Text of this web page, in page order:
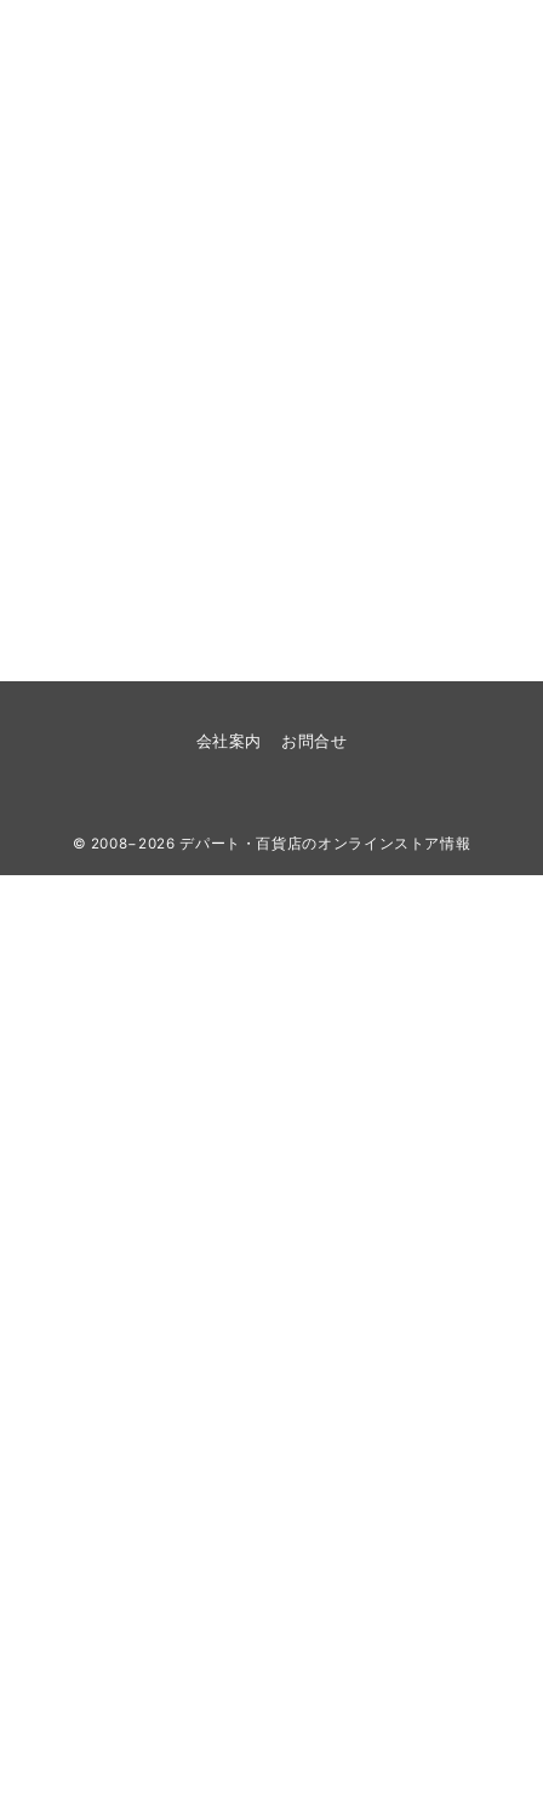
会社案内 お問合せ
© 2008−2026デパート・百貨店のオンラインストア情報